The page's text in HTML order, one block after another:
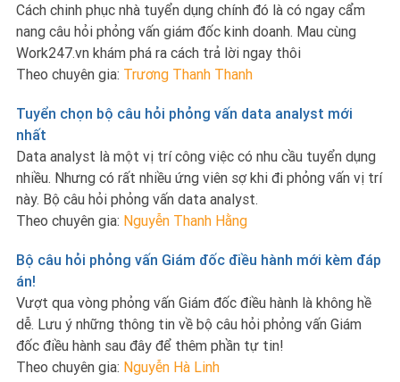
Cách chinh phục nhà tuyển dụng chính đó là có ngay cẩm
nang câu hỏi phỏng vấn giám đốc kinh doanh. Mau cùng
Work247.vn khám phá ra cách trả lời ngay thôi
Theo chuyên gia: Trương Thanh Thanh
Tuyển chọn bộ câu hỏi phỏng vấn data analyst mới
nhất
Data analyst là một vị trí công việc có nhu cầu tuyển dụng
nhiều. Nhưng có rất nhiều ứng viên sợ khi đi phỏng vấn vị trí
này. Bộ câu hỏi phỏng vấn data analyst.
Theo chuyên gia: Nguyễn Thanh Hằng
Bộ câu hỏi phỏng vấn Giám đốc điều hành mới kèm đáp
án!
Vượt qua vòng phỏng vấn Giám đốc điều hành là không hề
dễ. Lưu ý những thông tin về bộ câu hỏi phỏng vấn Giám
đốc điều hành sau đây để thêm phần tự tin!
Theo chuyên gia: Nguyễn Hà Linh